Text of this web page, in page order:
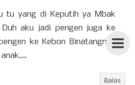
tu yang di Keputih ya Mbak
Duh aku jadi pengen juga ke
ke Kebon Binatangnya
Balas